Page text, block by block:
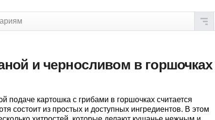
и черносливом в горшочках
подаче картошка с грибами в горшочках считается
состоит из простых и доступных ингредиентов. В этом